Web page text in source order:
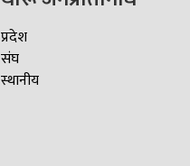
प्रदेश
संघ
स्थानीय